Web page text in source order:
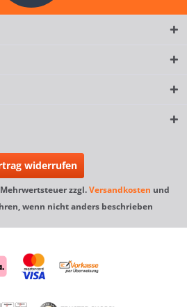
widerrufen
zzgl.Versandkosten und
wenn nicht anders beschrieben